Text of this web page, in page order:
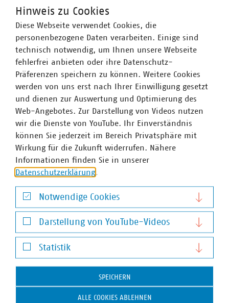
Beschaffung genommen. Sonderförderungen für
dazu beitragen, kommunale Flotten auf CO2-neutrale
Antriebe umzustellen. Dies richtet sich explizit an
Schlagworte
KlimaschutzgesetzNutzfahrzeugeMobilität
Weitere Artikel zum Thema Infrastruktur und
Dienstleistungen
Hinweis zu Cookies
Diese Webseite verwendet Cookies, die
personenbezogene Daten verarbeiten. Einige sind
technisch notwendig, um Ihnen unsere Webseite
fehlerfrei anbieten oder ihre Datenschutz-
Präferenzen speichern zu können. Weitere Cookies
werden von uns erst nach Ihrer Einwilligung gesetzt
und dienen zur Auswertung und Optimierung des
Web-Angebotes. Zur Darstellung von Videos nutzen
wir die Dienste von YouTube. Ihr Einverständnis
können Sie jederzeit im Bereich Privatsphäre mit
Wirkung für die Zukunft widerrufen. Nähere
Informationen finden Sie in unserer
Datenschutzerklärung
Notwendige Cookies
Notwendige Cookies
Darstellung von YouTube-Videos
Darstellung von YouTube-Videos
Statistik
Statistik
SPEICHERN
ALLE COOKIES ABLEHNEN